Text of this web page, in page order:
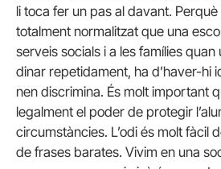
li toca fer un pas al davant.
totalment normalitzat que una
serveis socials i a les famílies quan
dinar repetidament, ha d’haver-hi
nen discrimina. És molt important
legalment el poder de protegir
circumstàncies. L’odi és molt fàcil
de frases barates. Vivim en una